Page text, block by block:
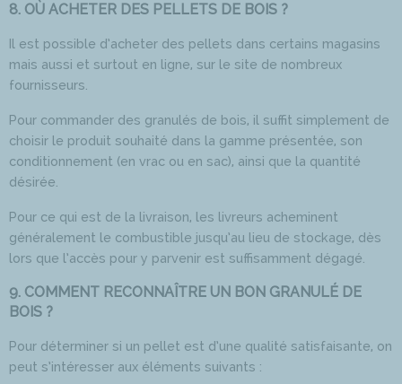
8. OÙ ACHETER DES PELLETS DE BOIS ?
Il est possible d’acheter des pellets dans certains magasins
mais aussi et surtout en ligne, sur le site de nombreux
fournisseurs.
Pour commander des granulés de bois, il suffit simplement de
choisir le produit souhaité dans la gamme présentée, son
conditionnement (en vrac ou en sac), ainsi que la quantité
désirée.
Pour ce qui est de la livraison, les livreurs acheminent
généralement le combustible jusqu’au lieu de stockage, dès
lors que l’accès pour y parvenir est suffisamment dégagé.
9. COMMENT RECONNAÎTRE UN BON GRANULÉ DE
BOIS ?
Pour déterminer si un pellet est d’une qualité satisfaisante, on
peut s’intéresser aux éléments suivants :